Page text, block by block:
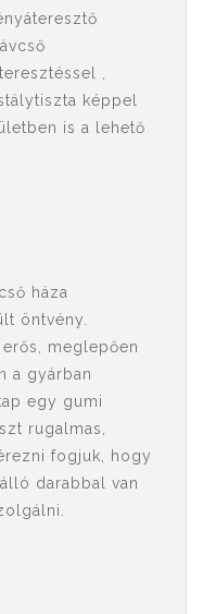
,
képpel
is a lehető
háza
öntvény.
meglepően
a gyárban
egy gumi
rugalmas,
fogjuk, hogy
darabbal van